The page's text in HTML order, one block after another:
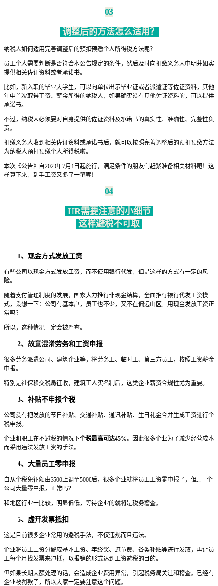
03
调整后的方法怎么适用？
纳税人如何适用完善调整后的预扣预缴个人所得税方法呢？
员工个人需要判断是否符合本公告规定的条件，然后及时向扣缴义务人申明并如实
提供相关佐证资料或者承诺书。
比如，新入职的毕业大学生，可以向单位出示毕业证或者派遣证等佐证资料，其他
年中首次取得工资、薪金所得的纳税人，如果确实没有其他佐证资料的，可以提供
承诺书。
不过，纳税人必须要对自身提供的佐证资料及承诺书的真实性、准确性、完整性负
责。
扣缴义务人收到相关佐证资料或承诺书后，就可以按照完善调整后的预扣预缴方法
为纳税人预扣预缴个人所得税啦。
本次《公告》自2020年7月1日起施行，满足条件的朋友们赶紧准备相关材料吧！这
样算下来，到手工资又多了一笔呢！
04
HR需要注意的小细节
这样避税不可取
1、现金方式发放工资
有些公司以现金方式发放工资，而不使用银行代发，但是这样的方式有一定的风
险。
随着支付管理制度的发展，国家大力推行非现金结算，全面推行银行代发工资模
式，设想一下：公司有基本户，员工也不少，又不在偏远山区，用现金发放工资正
常吗？
所以，这种情况一定会被严查。
2、故意混淆劳务和工资申报
很多劳务派遣公司、建筑企业等，将劳务工、临时工、第三方员工，按照工资薪金
申报。
特别是社保移交税局征收，建筑工人实名制后，这类企业薪资合规性尤为重要。
3、补贴不申报个税
公司没有把发放的节日补贴、交通补贴、通讯补贴、生日礼金合并生成工资进行个
税申报。
企业和职工在不避税的情况下个税最高可达45%。 因此很多企业为了减少经营成本
而采用违法发放工资的手法。
4、大量员工零申报
自从个税免征额由3500上调至5000后，很多企业就将员工工资零申报了，但...一个
公司大量零申报，正常吗？
和地区行业一比较，明显偏低，等待企业的就将是税务稽查。
5、虚开发票抵扣
这是目前很多企业常用的避税手法，不仅违规而且违法。
企业将员工工资分解成基本工资、年终奖、过节费、各类补贴等进行发放，再让员
工每个月找发票来冲抵，以报销的形式达到工资避税的目的。
但如果长期大额处理的话，会造成企业费用异常，引起税务局关注和稽查。已经有
企业被罚款了，所以大家一定要注意这个问题。